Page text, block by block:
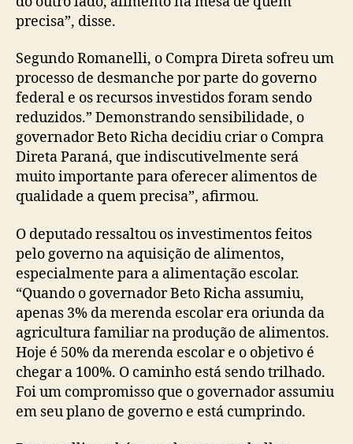
precisa”, disse.
Segundo Romanelli, o Compra Direta sofreu um
processo de desmanche por parte do governo
federal e os recursos investidos foram sendo
reduzidos.” Demonstrando sensibilidade, o
governador Beto Richa decidiu criar o Compra
Direta Paraná, que indiscutivelmente será
muito importante para oferecer alimentos de
qualidade a quem precisa”, afirmou.
O deputado ressaltou os investimentos feitos
pelo governo na aquisição de alimentos,
especialmente para a alimentação escolar.
“Quando o governador Beto Richa assumiu,
apenas 3% da merenda escolar era oriunda da
agricultura familiar na produção de alimentos.
Hoje é 50% da merenda escolar e o objetivo é
chegar a 100%. O caminho está sendo trilhado.
Foi um compromisso que o governador assumiu
em seu plano de governo e está cumprindo.